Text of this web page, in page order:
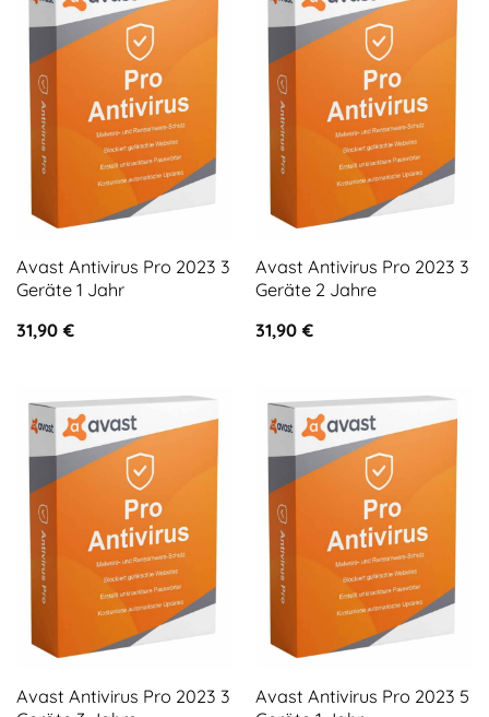
Avast Antivirus Pro 2023 3
Geräte 1 Jahr
31,90 €
Avast Antivirus Pro 2023 3
Geräte 2 Jahre
31,90 €
Avast Antivirus Pro 2023 3
Avast Antivirus Pro 2023 5